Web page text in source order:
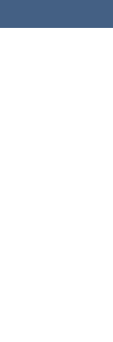
to